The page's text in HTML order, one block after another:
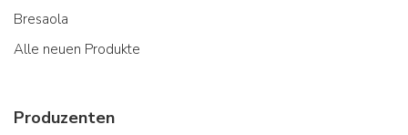
Bresaola
Alle neuen Produkte
Produzenten